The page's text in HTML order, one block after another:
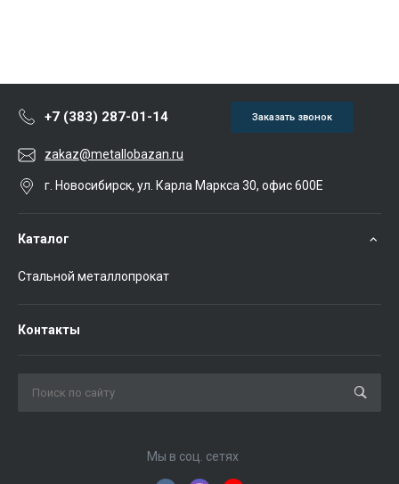
+7 (383) 287-01-14 Заказать звонок
zakaz@metallobazan.ru
г. Новосибирск, ул. Карла Маркса 30, офис 600Е
Каталог
Стальной металлопрокат
Контакты
Мы в соц. сетях